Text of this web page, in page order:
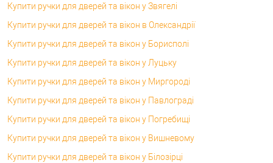
Купити ручки для дверей та вікон у Звягелі
Купити ручки для дверей та вікон в Олександрії
Купити ручки для дверей та вікон у Борисполі
Купити ручки для дверей та вікон у Луцьку
Купити ручки для дверей та вікон у Миргороді
Купити ручки для дверей та вікон у Павлограді
Купити ручки для дверей та вікон у Погребищі
Купити ручки для дверей та вікон у Вишневому
Купити ручки для дверей та вікон у Білозірці